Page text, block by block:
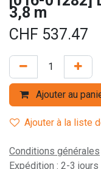
3,8 m
CHF 537.47
Ajouter au
Ajouter à la liste
Conditions générales
Expédition : 2-3